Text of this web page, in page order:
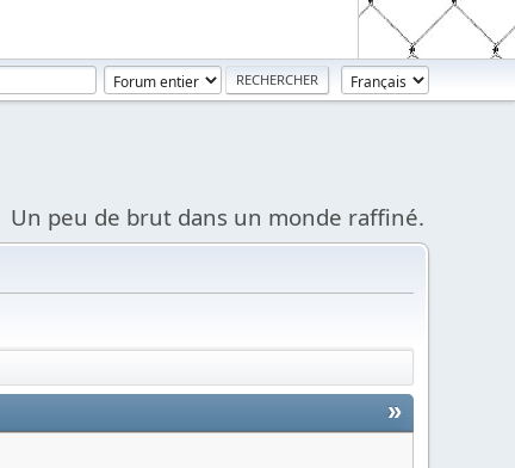
Un peu de brut dans un monde raffiné.
»